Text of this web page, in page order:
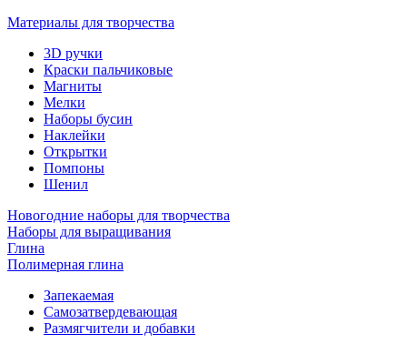
Материалы для творчества
3D ручки
Краски пальчиковые
Магниты
Мелки
Наборы бусин
Наклейки
Открытки
Помпоны
Шенил
Новогодние наборы для творчества
Наборы для выращивания
Глина
Полимерная глина
Запекаемая
Самозатвердевающая
Размягчители и добавки